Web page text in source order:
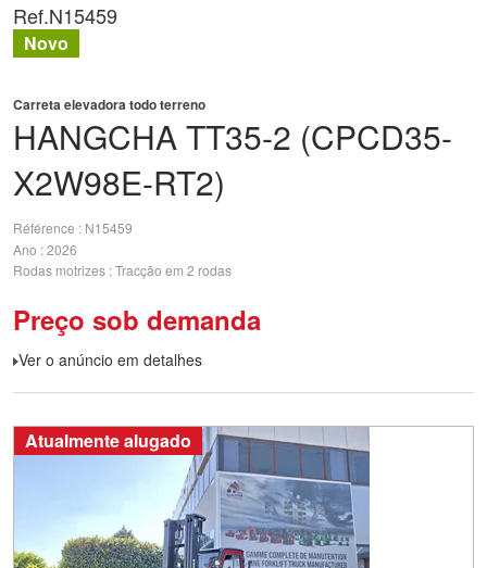
HANGCHATT35-2 (CPCD35-
X2W98E-RT2)
Carreta elevadora todo terreno
Référence
N15459
Ano 2026
Rodas motrizes Tracção em 2 rodas
Preço sob demanda
Ver o anúncio em detalhes
Ref.N15459
Novo
Atualmente alugado